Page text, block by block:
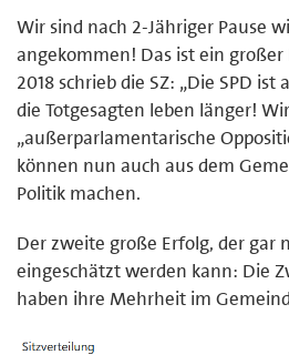
Wir sind nach 2-Jähriger Pause
angekommen! Das ist ein
2018 schrieb die SZ: „Die SPD ist
die Totgesagten leben länger!
„außerparlamentarische
können nun auch aus dem
Politik machen.
Der zweite große Erfolg, der gar
eingeschätzt werden kann: Die
haben ihre Mehrheit im